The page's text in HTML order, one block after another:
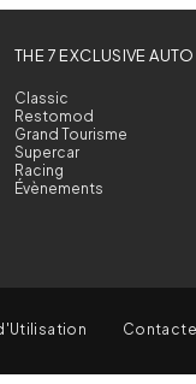
THE 7 EXCLUSIVE AUTO
Classic
Restomod
Grand Tourisme
Supercar
Racing
Évènements